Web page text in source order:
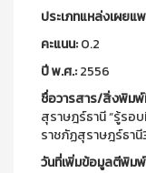
ประเภทแหล่งเผยแ
คะแนน:0.2
ปี พ.ศ.:2556
ชื่อวารสาร/สิ่งพิม
สุราษฎร์ธานี “รู้รอ
ราชภัฏสุราษฎร์ธานี
วันที่เพิ่มข้อมูลตีพิม